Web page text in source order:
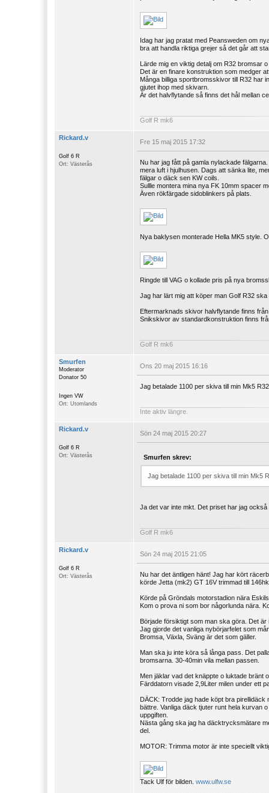
Idag har jag pratat med Peansweden om
bra att handla riktiga grejer så det går att
Lärde mig en viktig detalj om R32 bromsar
Det är en finare konstruktion som medger
Många billiga sportbromsskivor till R32 har
gjutet ihop med skivarn.
Är det halvflytande så finns det hål mellan
Golf R mk6
Rickard.v
Golf 6 R
Ort: Västerås
Fre 15 maj 2015 17:32
Nu har jag fått på gamla nylackade
mera luft i hjulhusen. Dags att sänka lite,
fälgar o däck sen KW coils.
Sullle montera mina nya FK 10mm spacer
Även rökfärgade sidoblinkers på plats.
Nya baklysen monterade Hella MK5 style.
Ringde till VAG o kollade pris på nya
Jag har lärt mig att köper man Golf R32
Eftermarknads skivor halvflytande finns
Snikskivor av standardkonstruktion finns
Golf R mk6
Smurfen
Moderator
Donator 50
Ingen VW
Ort: Utomlands
Ons 20 maj 2015 16:16
Jag betalade 1100 per skiva till min Mk5
Inte aktiv längre.
Rickard.v
Golf 6 R
Ort: Västerås
Sön 24 maj 2015 20:27
Smurfen skrev:
Jag betalade 1100 per skiva till min Mk5
Ja det var inte mkt. Det priset har jag
Golf R mk6
Rickard.v
Golf 6 R
Ort: Västerås
Sön 24 maj 2015 21:05
Nu har det äntligen hänt! Jag har kört
körde Jetta (mk2) GT 16V trimmad till
Körde på Gröndals motorstadion nära
Kom o prova ni som bor någorlunda nära.
Började försiktigt som man ska göra. Det
Jag gjorde det vanliga nybörjarfelet som
Bromsa, Växla, Sväng är det som gäller.
Man ska ju inte köra så långa pass. Det
bromsarna. 30-40min vila mellan passen.
Men jäklar vad det knäppte o luktade bränt
Färddatorn visade 2,9Liter milen under ett
DÄCK: Trodde jag hade köpt bra
bättre. Vanliga däck tjuter runt hela kurvan
uppgiften.
Nästa gång ska jag ha däcktrycksmätare
del.
MOTOR: Trimma motor är inte speciellt
Tack Ulf för bilden. www.ulfw.se